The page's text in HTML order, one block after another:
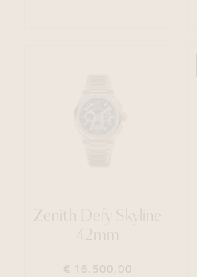
Zenith Defy Skyline
42mm
€ 16.500,00